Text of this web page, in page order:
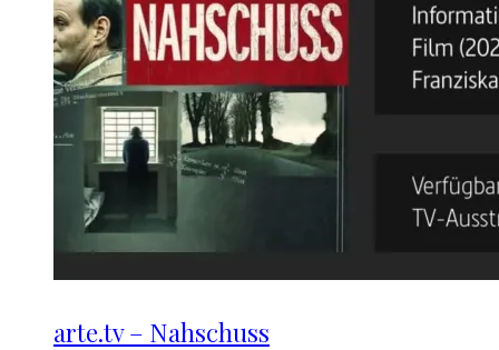
arte.tv – Nahschuss